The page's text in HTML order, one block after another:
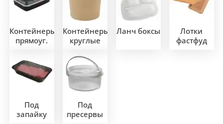
Контейнеры
прямоуг.
Контейнеры
круглые
Ланч боксы
Лотки
фастфуд
Под
запайку
Под
пресервы